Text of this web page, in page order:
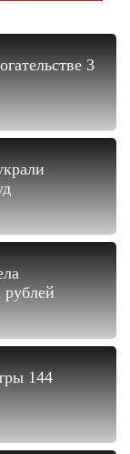
3
144